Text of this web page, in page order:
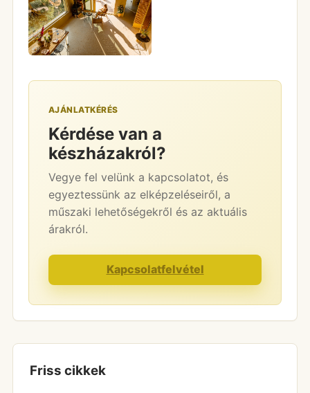
AJÁNLATKÉRÉS
Kérdése van a
készházakról?
Vegye fel velünk a kapcsolatot, és
egyeztessünk az elképzeléseiről, a
műszaki lehetőségekről és az aktuális
árakról.
Kapcsolatfelvétel
Friss cikkek